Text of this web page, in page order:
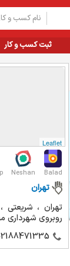
ثبت کسب و کار
Leaflet
Balad
Neshan
تهران
روبروی شهرداری